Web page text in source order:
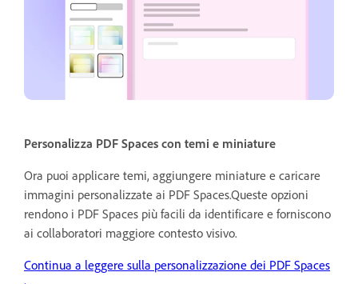
Personalizza PDF Spaces con temi e miniature
Ora puoi applicare temi, aggiungere miniature e caricare
immagini personalizzate ai PDF Spaces.Queste opzioni
rendono i PDF Spaces più facili da identificare e forniscono
ai collaboratori maggiore contesto visivo.
Continua a leggere sulla personalizzazione dei PDF Spaces